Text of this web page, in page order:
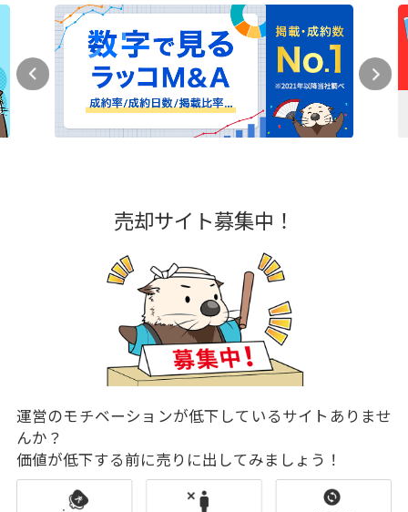
売却サイト募集中！
運営のモチベーションが低下しているサイトありませ
んか？
価値が低下する前に売りに出してみましょう！